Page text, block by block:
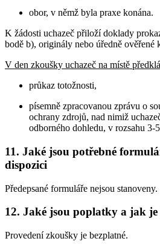
obor, v němž byla praxe konána.
K žádosti uchazeč přiloží doklady
bodě b), originály nebo úředně ověřené
V den zkoušky uchazeč na místě
průkaz totožnosti,
písemně zpracovanou zprávu o
ochrany zdrojů, nad nimiž
odborného dohledu, v rozsahu 3-
11. Jaké jsou potřebné
dispozici
Předepsané formuláře nejsou stanoveny.
12. Jaké jsou poplatky a jak
Provedení zkoušky je bezplatné.